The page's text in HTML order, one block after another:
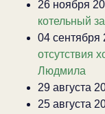
26 ноября
котельный
04 сентября
отсутствия
Людмила
29 августа
25 августа